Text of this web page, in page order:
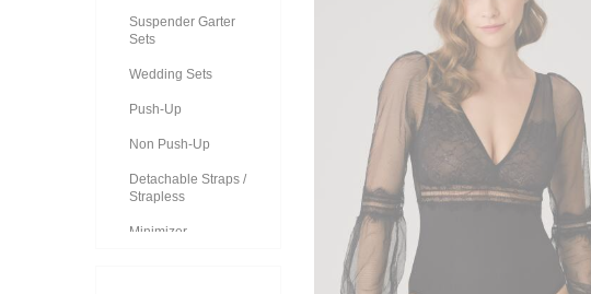
Suspender Garter
Sets
Wedding Sets
Push-Up
Non Push-Up
Detachable Straps /
Strapless
Minimizer